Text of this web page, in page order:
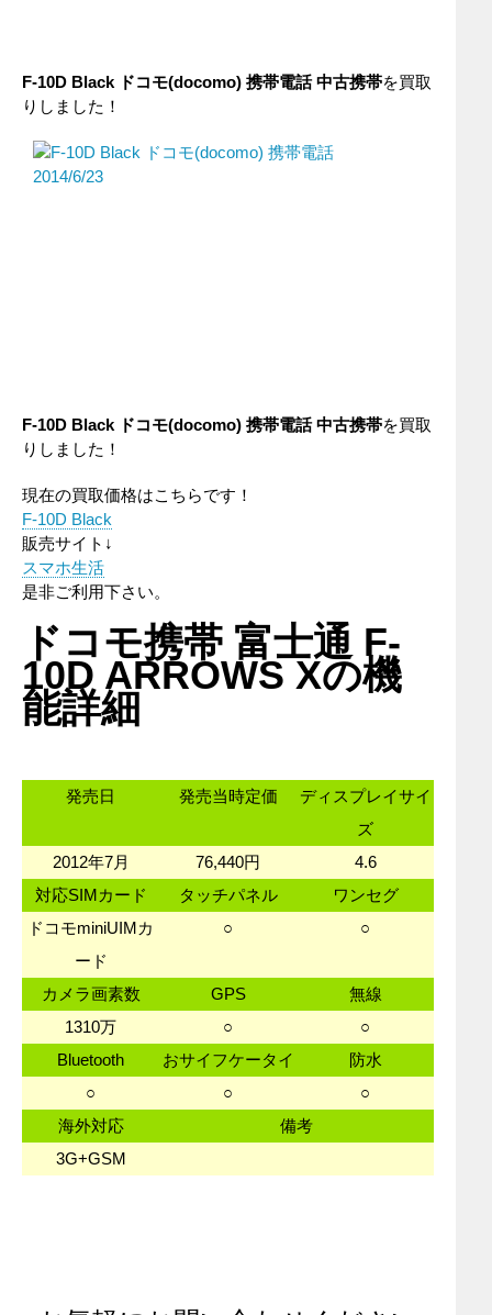
F-10D Black ドコモ(docomo) 携帯電話中古携帯を買取
りしました！
F-10D Black ドコモ(docomo) 携帯電話中古携帯を買取
りしました！
現在の買取価格はこちらです！
F-10D Black
販売サイト↓
スマホ生活
是非ご利用下さい。
ドコモ携帯 富士通 F-
10D ARROWS Xの機
能詳細
発売日 発売当時定価
ディスプレイサイ
ズ
2012年7月
76,440円
4.6
対応SIMカード
タッチパネル
ワンセグ
ドコモminiUIMカ
ード
○ ○
カメラ画素数 GPS
無線
1310万
○
○
Bluetooth
おサイフケータイ
防水
○
○
○
海外対応
備考
3G+GSM